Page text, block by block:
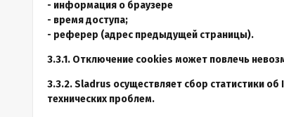
- информация о браузере
- время доступа;
- реферер (адрес предыдущей страницы).
3.3.1. Отключение cookies может повлечь
3.3.2. Sladrus осуществляет сбор статистики
технических проблем.